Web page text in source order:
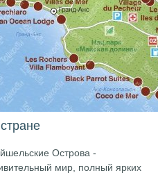
Острова -
мир, полный ярких